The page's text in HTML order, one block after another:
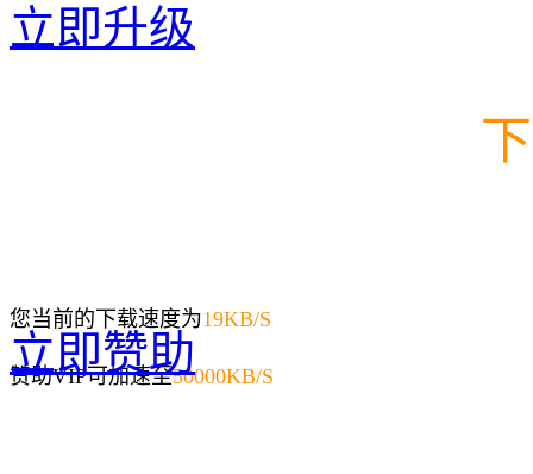
立即升级
您当前的下载速度为19KB/S
赞助VIP可加速至50000KB/S
立即赞助